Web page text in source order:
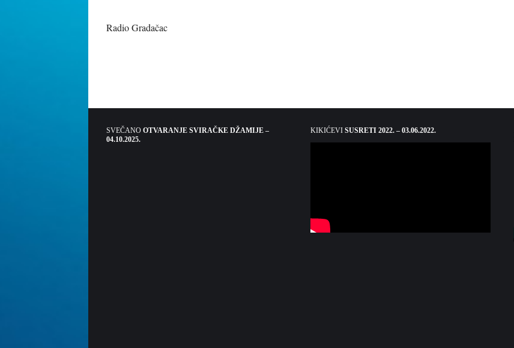
Radio Gradačac
SVEČANO OTVARANJE SVIRAČKE DŽAMIJE –
04.10.2025.
KIKIĆEVI SUSRETI 2022. – 03.06.2022.